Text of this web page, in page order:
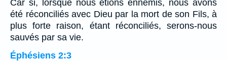
Car si, lorsque nous étions ennemis, nous avons
été réconciliés avec Dieu par la mort de son Fils, à
plus forte raison, étant réconciliés, serons-nous
sauvés par sa vie.
Éphésiens 2:3